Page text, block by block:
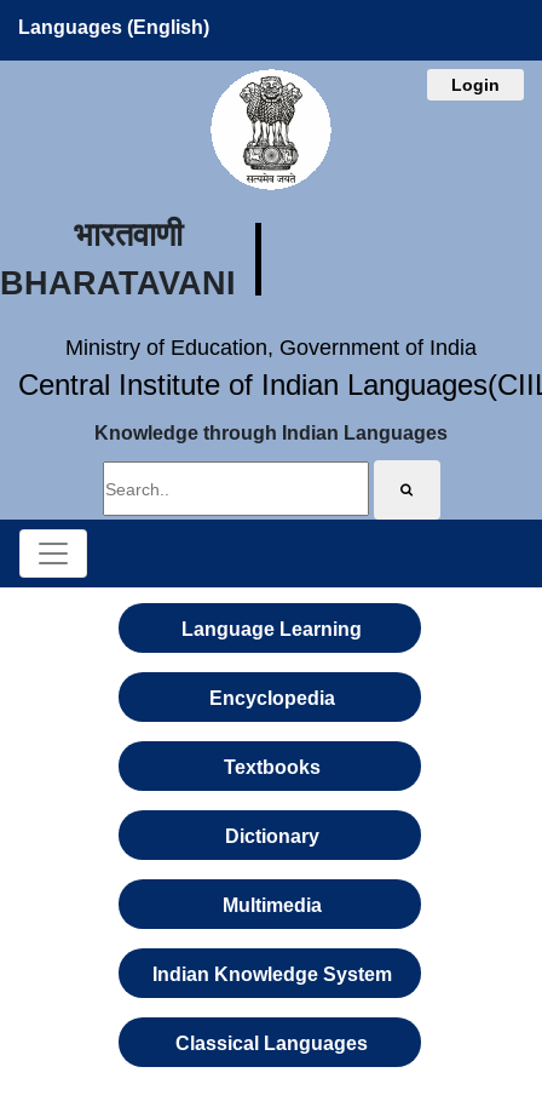
Languages (English)
Login
भारतवाणी
BHARATAVANI
Ministry of Education, Government of India
Central Institute of Indian
Knowledge through Indian Languages
Language Learning
Encyclopedia
Textbooks
Dictionary
Multimedia
Indian Knowledge System
Classical Languages